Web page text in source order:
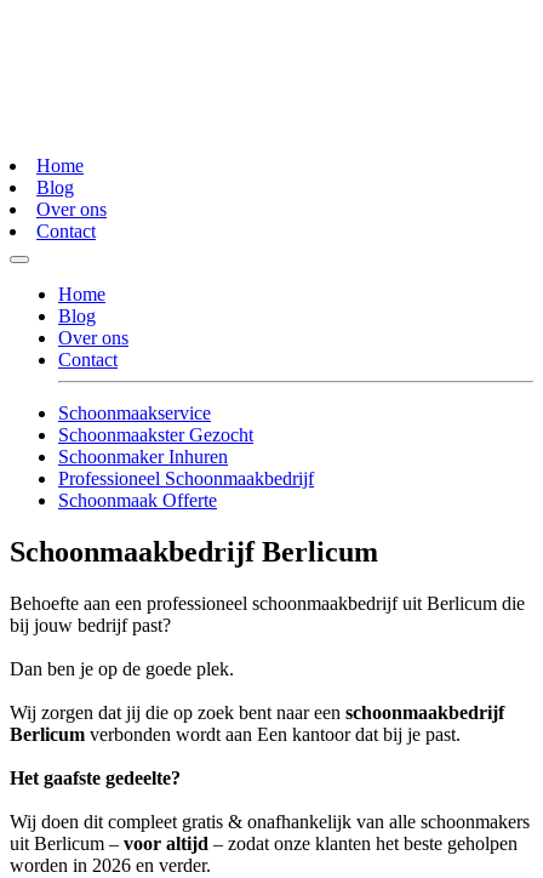
Home
Blog
Over ons
Contact
Home
Blog
Over ons
Contact
Schoonmaakservice
Schoonmaakster Gezocht
Schoonmaker Inhuren
Professioneel Schoonmaakbedrijf
Schoonmaak Offerte
Schoonmaakbedrijf Berlicum
Behoefte aan een professioneel schoonmaakbedrijf uit Berlicum die
bij jouw bedrijf past?
Dan ben je op de goede plek.
Wij zorgen dat jij die op zoek bent naar een schoonmaakbedrijf
Berlicum verbonden wordt aan Een kantoor dat bij je past.
Het gaafste gedeelte?
Wij doen dit compleet gratis & onafhankelijk van alle schoonmakers
uit Berlicum – voor altijd – zodat onze klanten het beste geholpen
worden in 2026 en verder.